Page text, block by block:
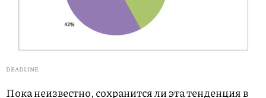
DEADLINE
Пока неизвестно, сохранится ли эта тенденция в